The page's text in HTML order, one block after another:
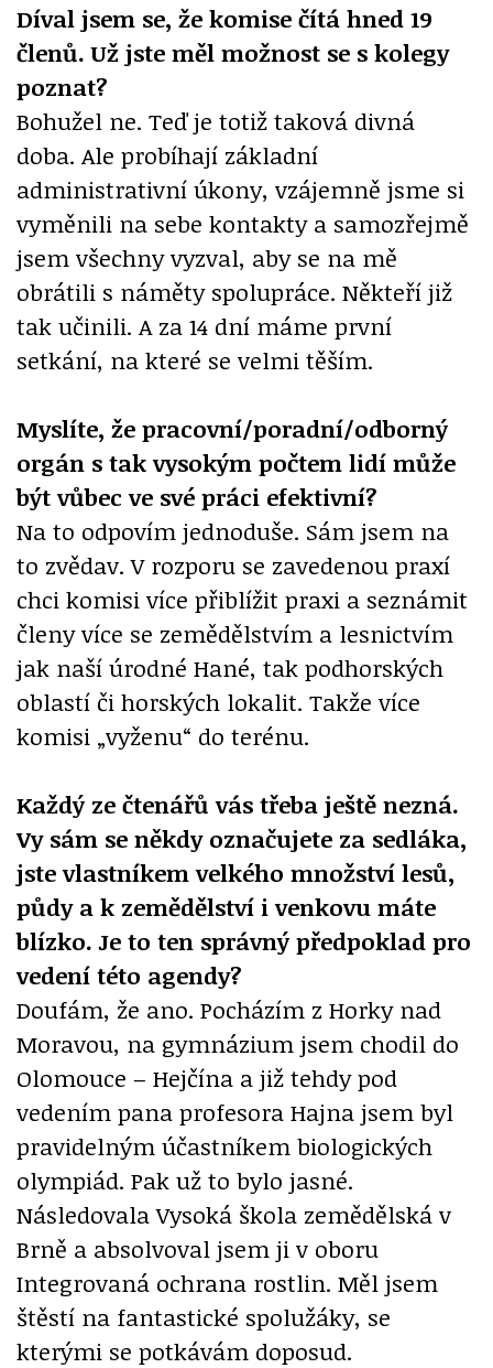
Díval jsem se, že komise čítá hned 19
členů. Už jste měl možnost se s kolegy
poznat?
Bohužel ne. Teď je totiž taková divná
doba. Ale probíhají základní
administrativní úkony, vzájemně jsme si
vyměnili na sebe kontakty a samozřejmě
jsem všechny vyzval, aby se na mě
obrátili s náměty spolupráce. Někteří již
tak učinili. A za 14 dní máme první
setkání, na které se velmi těším.
Myslíte, že pracovní/poradní/odborný
orgán s tak vysokým počtem lidí může
být vůbec ve své práci efektivní?
Na to odpovím jednoduše. Sám jsem na
to zvědav. V rozporu se zavedenou praxí
chci komisi více přiblížit praxi a seznámit
členy více se zemědělstvím a lesnictvím
jak naší úrodné Hané, tak podhorských
oblastí či horských lokalit. Takže více
komisi „vyženu“ do terénu.
Každý ze čtenářů vás třeba ještě nezná.
Vy sám se někdy označujete za sedláka,
jste vlastníkem velkého množství lesů,
půdy a k zemědělství i venkovu máte
blízko. Je to ten správný předpoklad pro
vedení této agendy?
Doufám, že ano. Pocházím z Horky nad
Moravou, na gymnázium jsem chodil do
Olomouce – Hejčína a již tehdy pod
vedením pana profesora Hajna jsem byl
pravidelným účastníkem biologických
olympiád. Pak už to bylo jasné.
Následovala Vysoká škola zemědělská v
Brně a absolvoval jsem ji v oboru
Integrovaná ochrana rostlin. Měl jsem
štěstí na fantastické spolužáky, se
kterými se potkávám doposud.